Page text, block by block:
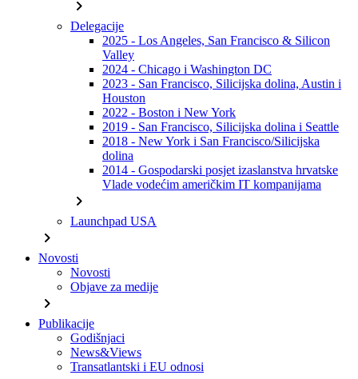
chevron_right
Delegacije
2025 - Los Angeles, San Francisco & Silicon
Valley
2024 - Chicago i Washington DC
2023 - San Francisco, Silicijska dolina, Austin i
Houston
2022 - Boston i New York
2019 - San Francisco, Silicijska dolina i Seattle
2018 - New York i San Francisco/Silicijska
dolina
2014 - Gospodarski posjet izaslanstva hrvatske
Vlade vodećim američkim IT kompanijama
chevron_right
Launchpad USA
chevron_right
Novosti
Novosti
Objave za medije
chevron_right
Publikacije
Godišnjaci
News&Views
Transatlantski i EU odnosi